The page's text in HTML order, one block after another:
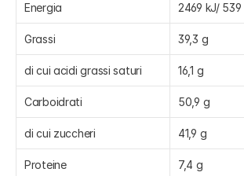
Energia 2469 kJ/
Grassi 39,3 g
di cui acidi grassi saturi 16,1 g
Carboidrati 50,9 g
di cui zuccheri 41,9 g
Proteine 7,4 g